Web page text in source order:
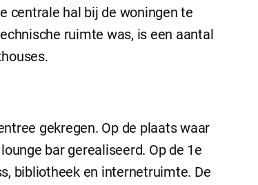
centrale hal bij de woningen te
ruimte was, is een aantal
gekregen. Op de plaats waar
bar gerealiseerd. Op de 1e
bibliotheek en internetruimte. De